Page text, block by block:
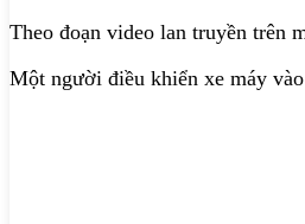
Theo đoạn video lan truyền trên
Một người điều khiển xe máy